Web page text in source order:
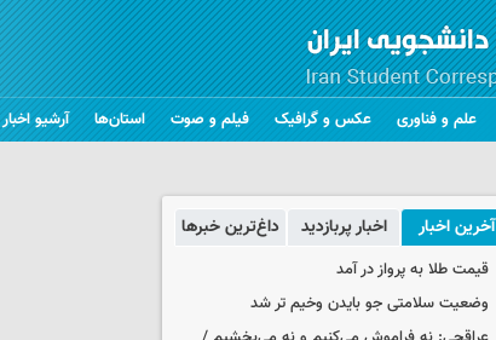
علم و فناوری عکس و گرافیک فیلم و صوت استان‌ها آرشیو اخبار
آخرین اخبار اخبار پربازدید داغ‌ترین خبرها
قیمت طلا به پرواز در آمد
وضعیت سلامتی جو بایدن وخیم تر شد